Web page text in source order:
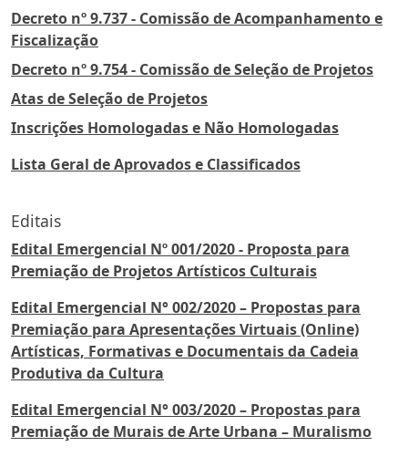
Decreto nº 9.737 - Comissão de Acompanhamento e
Fiscalização
Decreto nº 9.754 - Comissão de Seleção de Projetos
Atas de Seleção de Projetos
Inscrições Homologadas e Não Homologadas
Lista Geral de Aprovados e Classificados
Editais
Edital Emergencial Nº 001/2020 - Proposta para
Premiação de Projetos Artísticos Culturais
Edital Emergencial N° 002/2020 – Propostas para
Premiação para Apresentações Virtuais (Online)
Artísticas, Formativas e Documentais da Cadeia
Produtiva da Cultura
Edital Emergencial N° 003/2020 – Propostas para
Premiação de Murais de Arte Urbana – Muralismo